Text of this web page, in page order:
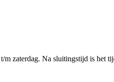
zaterdag. Na sluitingstijd is het